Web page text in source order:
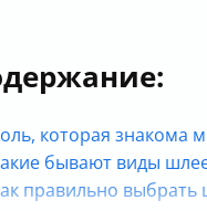
которая знакома
бывают виды
правильно выбрать